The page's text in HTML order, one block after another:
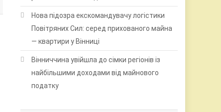
Нова підозра екскомандувачу логістики
Повітряних Сил: серед прихованого майна
— квартири у Вінниці
Вінниччина увійшла до сімки регіонів із
найбільшими доходами від майнового
податку